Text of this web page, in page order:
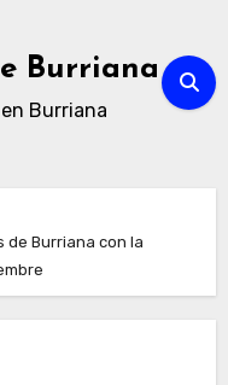
Burriana
Burriana
de Burriana con la